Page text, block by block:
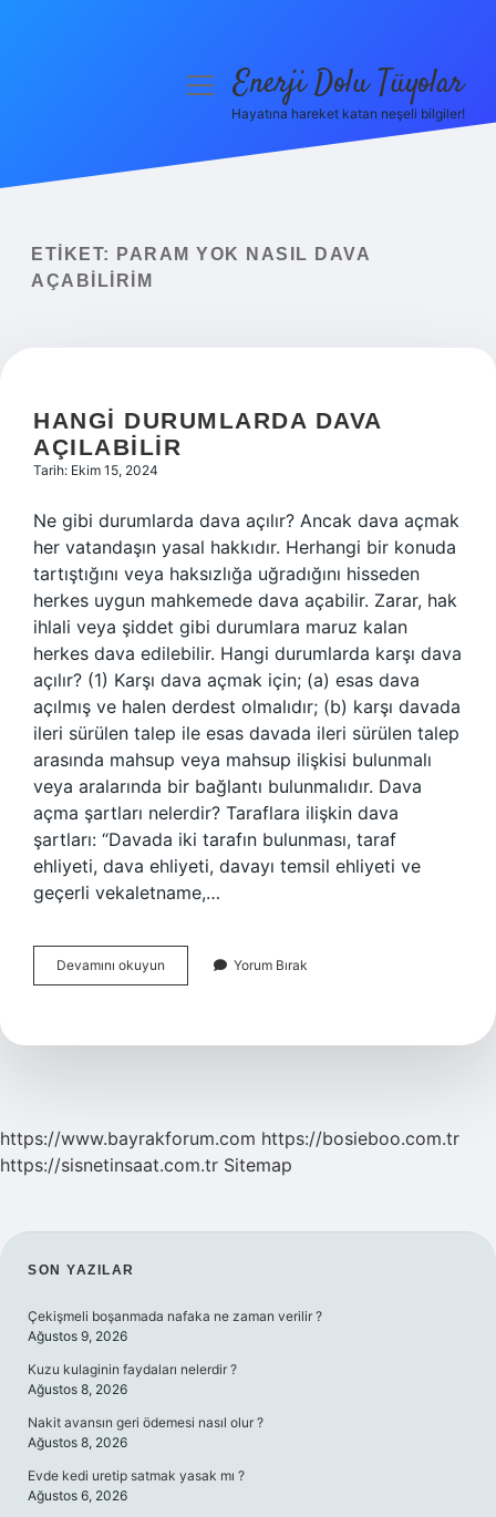
Yasal Uyarı
menüyüEnerji Dolu Tüyolar
Hayatına hareket katan neşeli bilgiler!
ETIKET:
PARAM YOK NASIL DAVA
AÇABILIRIM
HANGI DURUMLARDA DAVA
AÇILABILIR
Tarih: Ekim 15, 2024
Ne gibi durumlarda dava açılır? Ancak dava açmak
her vatandaşın yasal hakkıdır. Herhangi bir konuda
tartıştığını veya haksızlığa uğradığını hisseden
herkes uygun mahkemede dava açabilir. Zarar, hak
ihlali veya şiddet gibi durumlara maruz kalan
herkes dava edilebilir. Hangi durumlarda karşı dava
açılır? (1) Karşı dava açmak için; (a) esas dava
açılmış ve halen derdest olmalıdır; (b) karşı davada
ileri sürülen talep ile esas davada ileri sürülen talep
arasında mahsup veya mahsup ilişkisi bulunmalı
veya aralarında bir bağlantı bulunmalıdır. Dava
açma şartları nelerdir? Taraflara ilişkin dava
şartları: “Davada iki tarafın bulunması, taraf
ehliyeti, dava ehliyeti, davayı temsil ehliyeti ve
geçerli vekaletname,…
Devamını okuyun
Durumlarda
Yorum Bırak
https://www.bayrakforum.com https://bosieboo.com.tr
https://sisnetinsaat.com.tr Sitemap
SIDEBAR
SON YAZILAR
Çekişmeli boşanmada nafaka ne zaman verilir ?
Ağustos 9, 2026
Kuzu kulaginin faydaları nelerdir ?
Ağustos 8, 2026
Nakit avansın geri ödemesi nasıl olur ?
Ağustos 8, 2026
Evde kedi uretip satmak yasak mı ?
Ağustos 6, 2026